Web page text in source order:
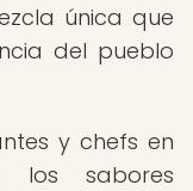
única que
del pueblo
y chefs en
los sabores